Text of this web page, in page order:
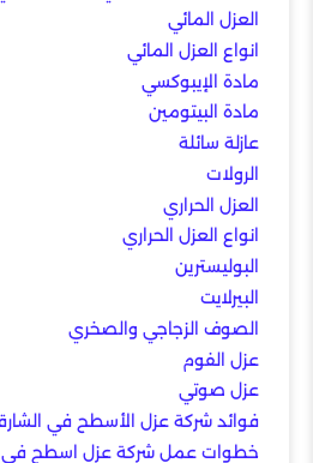
العزل المائي
انواع العزل المائي
مادة الإيبوكسي
مادة البيتومين
عازلة سائلة
الرولات
العزل الحراري
انواع العزل الحراري
البوليسترين
البيرلايت
الصوف الزجاجي والصخري
عزل الفوم
عزل صوتي
فوائد شركة عزل الأسطح في
خطوات عمل شركة عزل اسطح في